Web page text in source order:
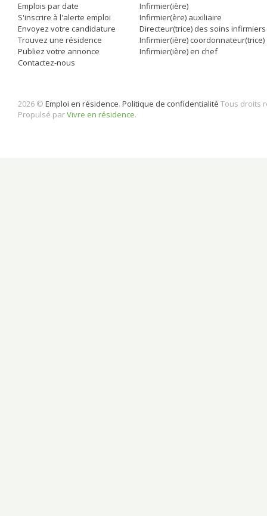
Emplois par date
S'inscrire à l'alerte emploi
Envoyez votre candidature
Trouvez une résidence
Publiez votre annonce
Contactez-nous
Infirmier(ière)
Infirmier(ère) auxiliaire
Directeur(trice) des soins infirmiers
Infirmier(ière) coordonnateur(trice)
Infirmier(ière) en chef
2026 © Emploi en résidence. Politique de confidentialité Tous droits
Propulsé parVivre en résidence.